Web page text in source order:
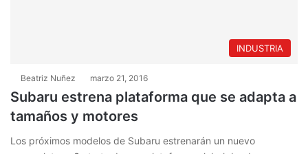
INDUSTRIA
Beatriz Nuñez marzo 21, 2016
Subaru estrena plataforma que se adapta a
tamaños y motores
Los próximos modelos de Subaru estrenarán un nuevo